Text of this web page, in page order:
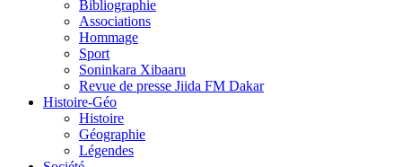
Bibliographie
Associations
Hommage
Sport
Soninkara Xibaaru
Revue de presse Jiida FM Dakar
Histoire-Géo
Histoire
Géographie
Légendes